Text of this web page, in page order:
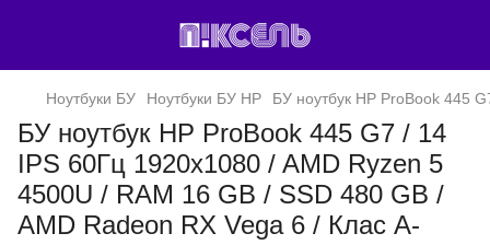
Ноутбуки БУ Ноутбуки БУ HP БУ ноутбук HP ProBook 445
БУ ноутбук HP ProBook 445 G7 / 14
IPS 60Гц 1920x1080 / AMD Ryzen 5
4500U / RAM 16 GB / SSD 480 GB /
AMD Radeon RX Vega 6 / Клас A-